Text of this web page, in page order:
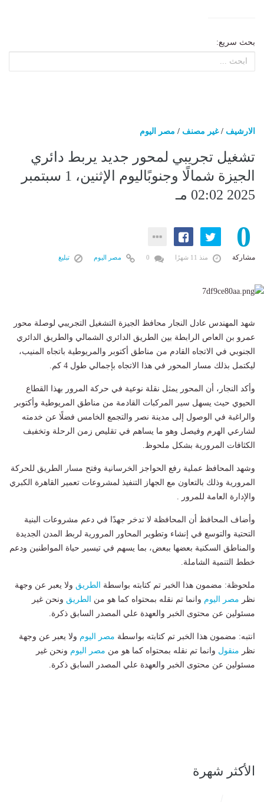
بحث سريع:
الارشيف /غير مصنف / مصر اليوم
تشغيل تجريبي لمحور جديد يربط دائري
الجيزة شمالًا وجنوبًاليوم الإثنين، 1 سبتمبر
2025 02:02 مـ
0
مشاركة منذ 11 شهرًا مصر اليوم تبليغ
شهد المهندس عادل النجار محافظ الجيزة التشغيل التجريبي لوصلة محور
عمرو بن العاص الرابطة بين الطريق الدائري الشمالي والطريق الدائري
الجنوبي في الاتجاه القادم من مناطق أكتوبر والمريوطية باتجاه المنيب،
ليكتمل بذلك مسار المحور في هذا الاتجاه بإجمالي طول 4 كم.
وأكد النجار، أن المحور يمثل نقلة نوعية في حركة المرور بهذا القطاع
الحيوي حيث يسهل سير المركبات القادمة من مناطق المريوطية وأكتوبر
والراغبة في الوصول إلى مدينة نصر والتجمع الخامس فضلًا عن خدمته
لشارعي الهرم وفيصل وهو ما يساهم في تقليص زمن الرحلة وتخفيف
الكثافات المرورية بشكل ملحوظ.
وشهد المحافظ عملية رفع الحواجز الخرسانية وفتح مسار الطريق للحركة
المرورية وذلك بالتعاون مع الجهاز التنفيذ لمشروعات تعمير القاهرة الكبري
والإدارة العامة للمرور .
وأضاف المحافظ أن المحافظة لا تدخر جهدًا في دعم مشروعات البنية
التحتية والتوسع في إنشاء وتطوير المحاور المرورية لربط المدن الجديدة
والمناطق السكنية بعضها ببعض، بما يسهم في تيسير حياة المواطنين ودعم
خطط التنمية الشاملة.
ملحوظة: مضمون هذا الخبر تم كتابته بواسطة الطريق ولا يعبر عن وجهة
نظر مصر اليوم وانما تم نقله بمحتواه كما هو من الطريق ونحن غير
مسئولين عن محتوى الخبر والعهدة علي المصدر السابق ذكرة.
انتبه: مضمون هذا الخبر تم كتابته بواسطة مصر اليوم ولا يعبر عن وجهة
نظر منقول وانما تم نقله بمحتواه كما هو من مصر اليوم ونحن غير
مسئولين عن محتوى الخبر والعهدة علي المصدر السابق ذكرة.
الأكثر شهرة